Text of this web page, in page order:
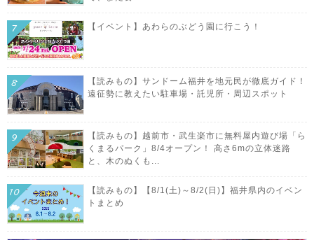
【イベント】あわらのぶどう園に行こう！
【読みもの】サンドーム福井を地元民が徹底ガイド！
遠征勢に教えたい駐車場・託児所・周辺スポット
【読みもの】越前市・武生楽市に無料屋内遊び場「ら
くまるパーク」8/4オープン！ 高さ6mの立体迷路
と、木のぬくも...
【読みもの】【8/1(土)～8/2(日)】福井県内のイベン
トまとめ